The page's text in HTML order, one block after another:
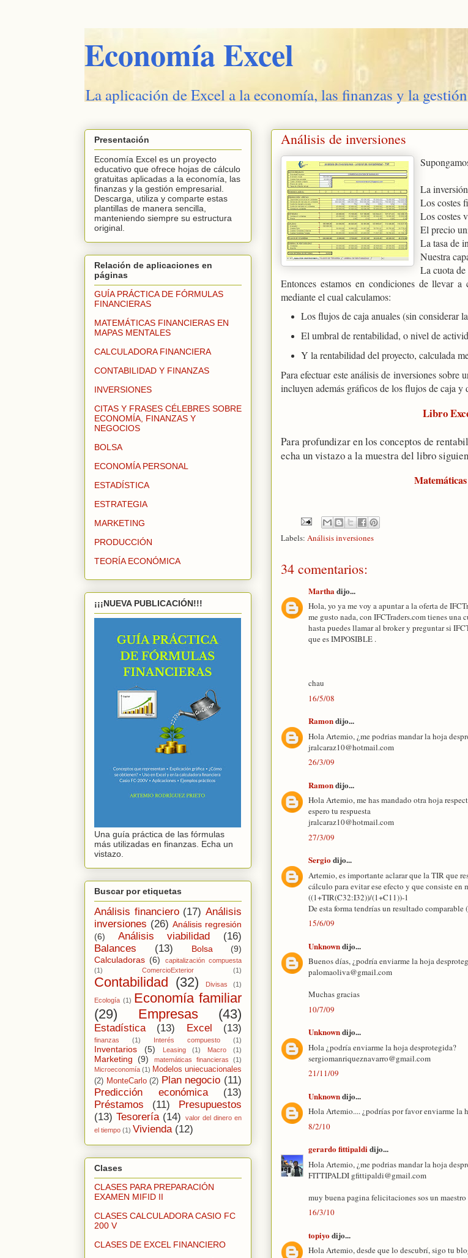
Economía Excel
La aplicación de Excel a la economía, las finanzas y la
Análisis de inversiones
La
Los costes
Los costes
El precio
La tasa de
Nuestra
La cuota de
Entonces estamos en condiciones de llevar
mediante el cual calculamos:
Los flujos de caja anuales (sin considerar
El umbral de rentabilidad, o nivel de
Y la rentabilidad del proyecto, calculada
Para efectuar este análisis de inversiones
incluyen además gráficos de los flujos de caja y
Libro
Para profundizar en los conceptos de
echa un vistazo a la muestra del libro
Labels: Análisis inversiones
34 comentarios:
Martha dijo...
Hola, yo ya me voy a apuntar a la oferta de
me gusto nada, con IFCTraders.com tienes una
hasta puedes llamar al broker y preguntar si
que es IMPOSIBLE .
chau
16/5/08
Ramondijo...
Hola Artemio, ¿me podrias mandar la hoja
jralcaraz10@hotmail.com
26/3/09
Ramondijo...
Hola Artemio, me has mandado otra hoja
espero tu respuesta
jralcaraz10@hotmail.com
27/3/09
Sergiodijo...
Artemio, es importante aclarar que la TIR que
cálculo para evitar ese efecto y que consiste
((1+TIR(C32:I32))/(1+C11))-1
De esta forma tendrías un resultado
15/6/09
Unknowndijo...
Buenos días, ¿podría enviarme la hoja
palomaoliva@gmail.com
Muchas gracias
10/7/09
Unknowndijo...
Hola ¿podría enviarme la hoja desprotegida?
sergiomanriqueznavarro@gmail.com
21/11/09
Unknowndijo...
Hola Artemio.... ¿podrías por favor enviarme la
8/2/10
gerardo fittipaldidijo...
Hola Artemio, ¿me podrias mandar la hoja
FITTIPALDI gfittipaldi@gmail.com
muy buena pagina felicitaciones sos un maestro
16/3/10
topiyodijo...
Hola Artemio, desde que lo descubrí, sigo tu
Presentación
Economía Excel es un proyecto
educativo que ofrece hojas de cálculo
gratuitas aplicadas a la economía, las
finanzas y la gestión empresarial.
Descarga, utiliza y comparte estas
plantillas de manera sencilla,
manteniendo siempre su estructura
original.
Relación de aplicaciones en
páginas
GUÍA PRÁCTICA DE FÓRMULAS
FINANCIERAS
MATEMÁTICAS FINANCIERAS EN
MAPAS MENTALES
CALCULADORA FINANCIERA
CONTABILIDAD Y FINANZAS
INVERSIONES
CITAS Y FRASES CÉLEBRES SOBRE
ECONOMÍA, FINANZAS Y
NEGOCIOS
BOLSA
ECONOMÍA PERSONAL
ESTADÍSTICA
ESTRATEGIA
MARKETING
PRODUCCIÓN
TEORÍA ECONÓMICA
¡¡¡NUEVA PUBLICACIÓN!!!
Una guía práctica de las fórmulas
más utilizadas en finanzas. Echa un
vistazo.
Buscar por etiquetas
Análisis financiero (17) Análisis
inversiones (26) Análisis regresión
(6)
Análisis viabilidad
(16)
Balances
(13) Bolsa
(9)
Calculadoras (6)
capitalización compuesta
(1)
ComercioExterior (1)
Contabilidad (32) Divisas (1)
Ecología (1) Economía familiar
(29)
Empresas (43)
Estadística (13) Excel (13)
finanzas (1) Interés compuesto (1)
Inventarios (5) Leasing (1) Macro (1)
Marketing (9) matemáticas financieras
(1)
Microeconomía (1) Modelos uniecuacionales
(2) MonteCarlo (2) Plan negocio (11)
Predicción económica
(13)
Préstamos
(11)
Presupuestos
(13) Tesorería (14)
valor del dinero en
el tiempo (1) Vivienda (12)
Clases
CLASES PARA PREPARACIÓN
EXAMEN MIFID II
CLASES CALCULADORA CASIO FC
200 V
CLASES DE EXCEL FINANCIERO